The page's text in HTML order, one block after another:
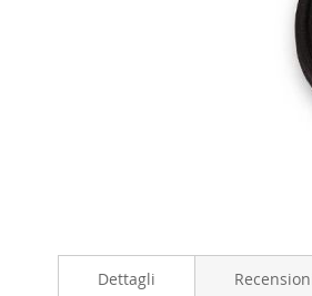
beginning
Dettagli